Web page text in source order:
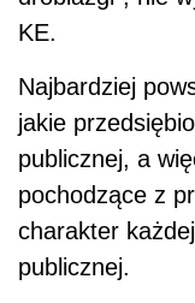
KE.
Najbardziej
jakie
publicznej, a
pochodzące z
charakter
publicznej.